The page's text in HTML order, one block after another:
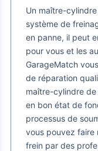
Un maître-
système de
en panne, il peut
pour vous et les
GarageMatch
de réparation
maître-cylindre
en bon état de
processus de
vous pouvez faire
frein par des